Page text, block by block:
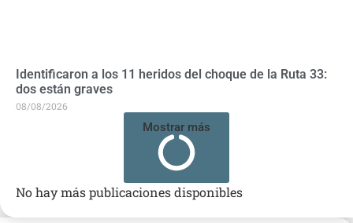
Identificaron a los 11 heridos del choque de la Ruta 33:
dos están graves
08/08/2026
Mostrar más
No hay más publicaciones disponibles